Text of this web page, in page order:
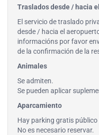
Traslados desde / hacia
El servicio de traslado
desde / hacia el
informacións por favor
de la confirmación de la
Animales
Se admiten.
Se pueden aplicar
Aparcamiento
Hay parking gratis
No es necesario reservar.